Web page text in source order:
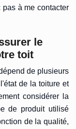
pas à me contacter
le
toit
de plusieurs
de la toiture et
considérer la
de produit utilisé
de la qualité,